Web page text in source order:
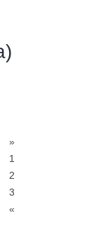
(Trichotillomania): دليل شامل
«
1
2
3
»